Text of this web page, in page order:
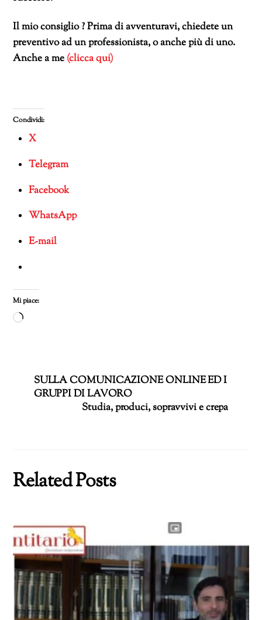
Il mio consiglio ? Prima di avventuravi, chiedete un
preventivo ad un professionista, o anche più di uno.
Anche a me (clicca qui)
Condividi:
X
Telegram
Facebook
WhatsApp
E-mail
Mi piace:
Caricamento
SULLA COMUNICAZIONE ONLINE ED I
GRUPPI DI LAVORO
Studia, produci, sopravvivi e crepa
Related Posts